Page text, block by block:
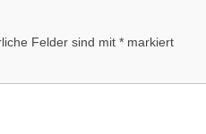
Felder sind mit * markiert